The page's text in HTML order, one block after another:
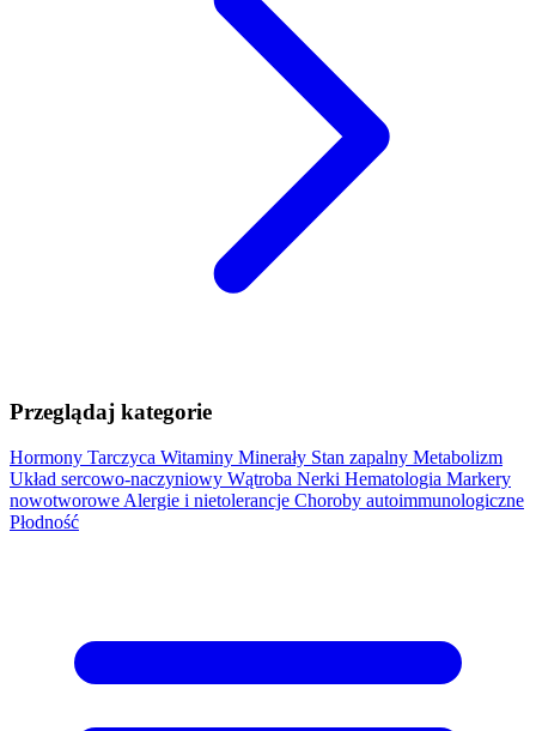
Przeglądaj kategorie
Hormony Tarczyca Witaminy Minerały Stan zapalny Metabolizm
Układ sercowo-naczyniowy Wątroba Nerki Hematologia Markery
nowotworowe Alergie i nietolerancje Choroby autoimmunologiczne
Płodność